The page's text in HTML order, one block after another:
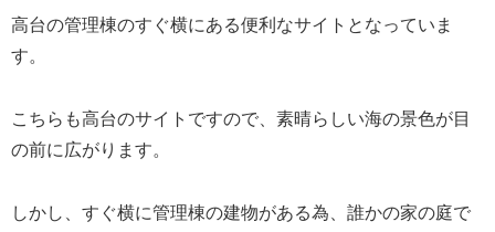
高台の管理棟のすぐ横にある便利なサイトとなっていま
す。
こちらも高台のサイトですので、素晴らしい海の景色が目
の前に広がります。
しかし、すぐ横に管理棟の建物がある為、誰かの家の庭で